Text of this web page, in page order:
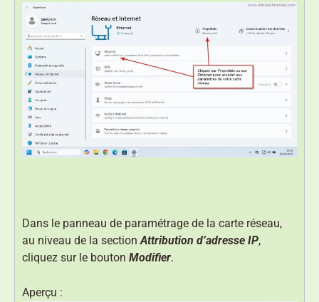
Dans le panneau de paramétrage de la carte réseau,
au niveau de la section Attribution d’adresse IP,
cliquez sur le bouton Modifier.
Aperçu :